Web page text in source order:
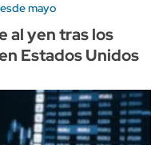
mayo
al yen tras los
Estados Unidos